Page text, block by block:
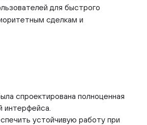
для быстрого
сделкам и
спроектирована полноценная
интерфейса.
устойчивую работу при